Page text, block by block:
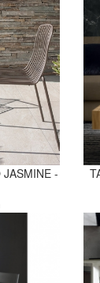
JASMINE -